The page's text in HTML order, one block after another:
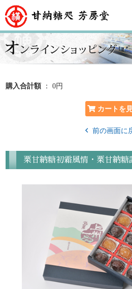
購入合計額 ： 0円
前の画面に
栗甘納糖初霜風情・栗甘納